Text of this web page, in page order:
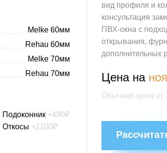
Melke 60мм
Rehau 60мм
Melke 70мм
Rehau 70мм
Подоконник +490₽
Откосы +2100₽
вид профиля и
консультация
ПВХ-окна с
открывания,
дополнительных
Цена на
Обычная цена от